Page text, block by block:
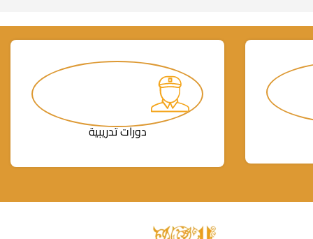
دورات تدريبية